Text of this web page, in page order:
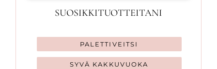
SUOSIKKITUOTTEITANI
PALETTIVEITSI
SYVÄ KAKKUVUOKA